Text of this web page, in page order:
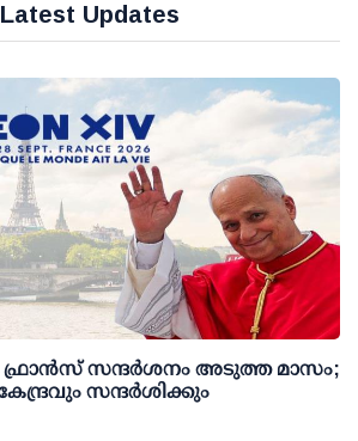
Latest Updates
ഫ്രാൻസ് സന്ദർശനം അടുത്ത മാസം;
സന്ദർശിക്കും